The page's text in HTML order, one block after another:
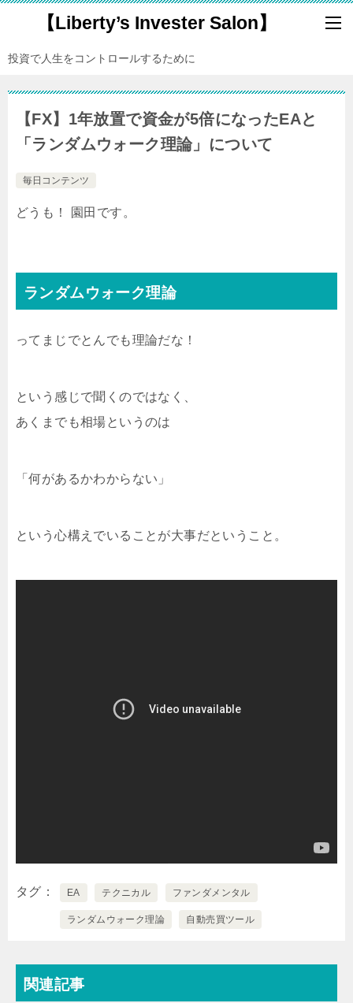
【Liberty’s Invester Salon】
投資で人生をコントロールするために
【FX】1年放置で資金が5倍になったEAと
「ランダムウォーク理論」について
毎日コンテンツ
どうも！ 園田です。
ランダムウォーク理論
ってまじでとんでも理論だな！
という感じで聞くのではなく、
あくまでも相場というのは
「何があるかわからない」
という心構えでいることが大事だということ。
タグ EA テクニカル ファンダメンタル
ランダムウォーク理論 自動売買ツール
関連記事